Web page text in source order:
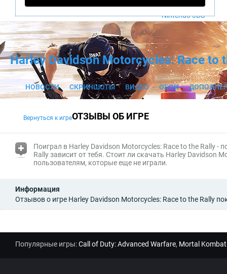
Xbox One
Nintendo 3DS
Harley Davidson Motorcycles: Race to
НОВОСТИ СКРИНШОТЫ ВИДЕО ОБОИ
Вернуться к игреОТЗЫВЫ ОБ ИГРЕ
Поиграл в Harley Davidson Motorcycles: Race to the Rally -
Rally зависит от тебя. Стоит ли скачать Harley Davidson
пользователям, которые еще не играли.
Информация
Отзывов о игре Harley Davidson Motorcycles: Race to the Rally
Популярные игры:Call of Duty: Advanced Warfare, Mortal